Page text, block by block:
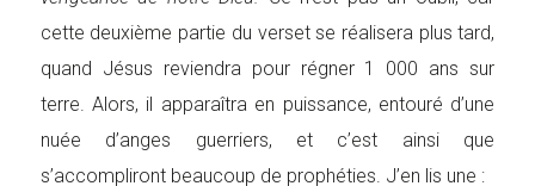
cette deuxième partie du verset se réalisera plus tard,
quand Jésus reviendra pour régner 1 000 ans sur
terre. Alors, il apparaîtra en puissance, entouré d’une
nuée d’anges guerriers, et c’est ainsi que
s’accompliront beaucoup de prophéties. J’en lis une :